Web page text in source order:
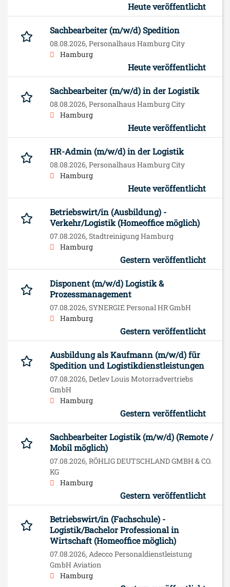
Heute veröffentlicht
Sachbearbeiter (m/w/d) Spedition
08.08.2026, Personalhaus Hamburg City
Hamburg
Heute veröffentlicht
Sachbearbeiter (m/w/d) in der Logistik
08.08.2026, Personalhaus Hamburg City
Hamburg
Heute veröffentlicht
HR-Admin (m/w/d) in der Logistik
08.08.2026, Personalhaus Hamburg City
Hamburg
Heute veröffentlicht
Betriebswirt/in (Ausbildung) -
Verkehr/Logistik (Homeoffice möglich)
07.08.2026, Stadtreinigung Hamburg
Hamburg
Gestern veröffentlicht
Disponent (m/w/d) Logistik &
Prozessmanagement
07.08.2026, SYNERGIE Personal HR GmbH
Hamburg
Gestern veröffentlicht
Ausbildung als Kaufmann (m/w/d) für
Spedition und Logistikdienstleistungen
07.08.2026, Detlev Louis Motorradvertriebs
GmbH
Hamburg
Gestern veröffentlicht
Sachbearbeiter Logistik (m/w/d) (Remote /
Mobil möglich)
07.08.2026, RÖHLIG DEUTSCHLAND GMBH & CO.
KG
Hamburg
Gestern veröffentlicht
Betriebswirt/in (Fachschule) -
Logistik/Bachelor Professional in
Wirtschaft (Homeoffice möglich)
07.08.2026, Adecco Personaldienstleistung
GmbH Aviation
Hamburg